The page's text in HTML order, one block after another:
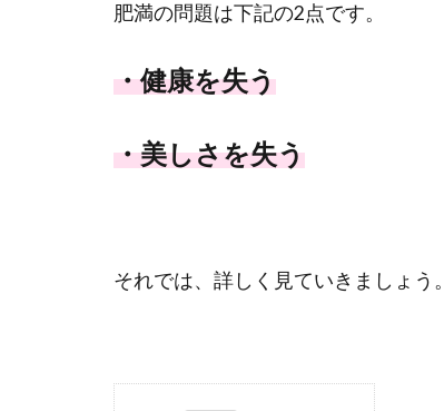
肥満の問題は下記の2点です。
・健康を失う
・美しさを失う
それでは、詳しく見ていきましょう。